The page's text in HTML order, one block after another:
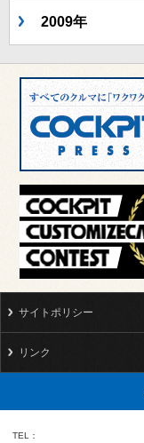
2009年
サイトポリシー
リンク
TEL